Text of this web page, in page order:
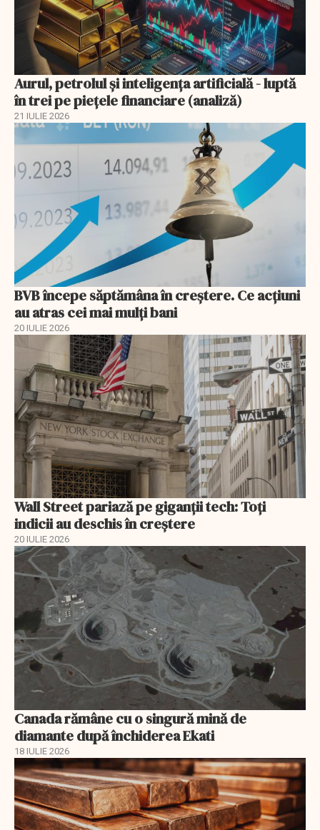
Aurul, petrolul şi inteligenţa artificială - luptă
în trei pe piețele financiare (analiză)
21 IULIE 2026
BVB începe săptămâna în creștere. Ce acțiuni
au atras cei mai mulți bani
20 IULIE 2026
Wall Street pariază pe giganții tech: Toți
indicii au deschis în creștere
20 IULIE 2026
Canada rămâne cu o singură mină de
diamante după închiderea Ekati
18 IULIE 2026